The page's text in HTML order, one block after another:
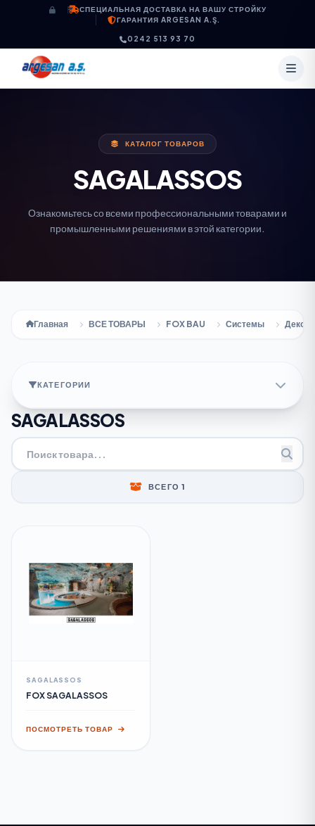
Перейти к содержимомуСПЕЦИАЛЬНАЯ ДОСТАВКА НА ВАШУ СТРОЙКУ
ГАРАНТИЯ ARGESAN A.Ş.
0242 513 93 70
КАТАЛОГ ТОВАРОВ
SAGALASSOS
Ознакомьтесь со всеми профессиональными товарами и
промышленными решениями в этой категории.
Главная ВСЕ ТОВАРЫ FOX BAU Системы
КАТЕГОРИИ
SAGALASSOS
ВСЕГО 1
SAGALASSOS
FOX SAGALASSOS
ПОСМОТРЕТЬ ТОВАР